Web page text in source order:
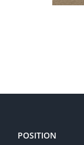
POSITION